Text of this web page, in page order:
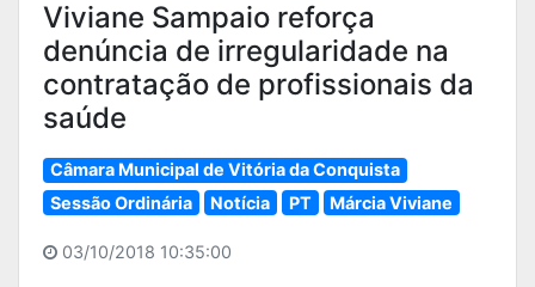
Viviane Sampaio reforça
denúncia de irregularidade na
contratação de profissionais da
saúde
Câmara Municipal de Vitória da Conquista
Sessão Ordinária
Notícia PT Márcia Viviane
03/10/2018 10:35:00